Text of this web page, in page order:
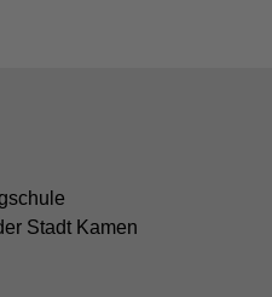
Stadt Kamen